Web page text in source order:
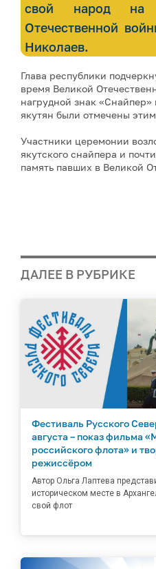
свой народ на
Отечественной
Николаев.
Глава республики
время Великой
нагрудной знак «Снайпер»
якутян были отмечены
Участники церемонии
якутского снайпера и
память павших в Великой
ДАЛЕЕ В РУБРИКЕ
Фестиваль Русского
августа – показ фильма
российского флота» и
режиссёром
Автор Ольга Лаптева
историческом месте в
свой флот